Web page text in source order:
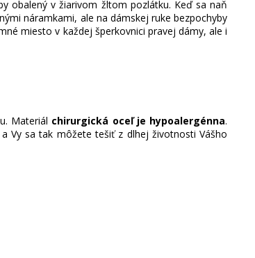
obalený v žiarivom žltom pozlátku. Keď sa naň
náramkami, ale na dámskej ruke bezpochyby
miesto v každej šperkovnici pravej dámy, ale i
Materiál chirurgická oceľ je hypoalergénna.
Vy sa tak môžete tešiť z dlhej životnosti Vášho